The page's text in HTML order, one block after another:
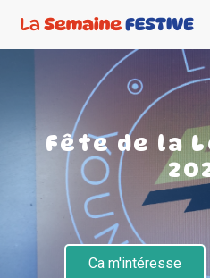
Fête de la
Ca m'intéresse